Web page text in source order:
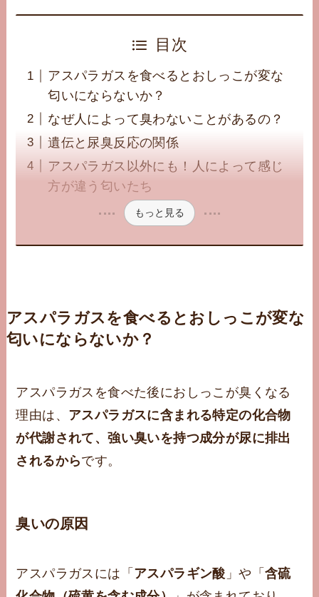
目次
アスパラガスを食べるとおしっこが変な
匂いにならないか？
なぜ人によって臭わないことがあるの？
遺伝と尿臭反応の関係
アスパラガス以外にも！人によって感じ
方が違う匂いたち
もっと見る
アスパラガスを食べるとおしっこが変な
匂いにならないか？
アスパラガスを食べた後におしっこが臭くなる
理由は、 アスパラガスに含まれる特定の化合物
が代謝されて、強い臭いを持つ成分が尿に排出
されるからです。
臭いの原因
アスパラガスには「 アスパラギン酸 」や「含硫